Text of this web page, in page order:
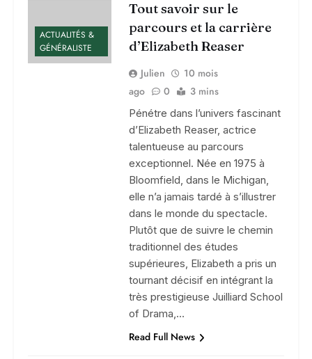
ACTUALITÉS &
GÉNÉRALISTE
Tout savoir sur le
parcours et la carrière
d’Elizabeth Reaser
Julien
10 mois
ago
0 3 mins
Pénétre dans l’univers fascinant
d’Elizabeth Reaser, actrice
talentueuse au parcours
exceptionnel. Née en 1975 à
Bloomfield, dans le Michigan,
elle n’a jamais tardé à s’illustrer
dans le monde du spectacle.
Plutôt que de suivre le chemin
traditionnel des études
supérieures, Elizabeth a pris un
tournant décisif en intégrant la
très prestigieuse Juilliard School
of Drama,…
Read Full News